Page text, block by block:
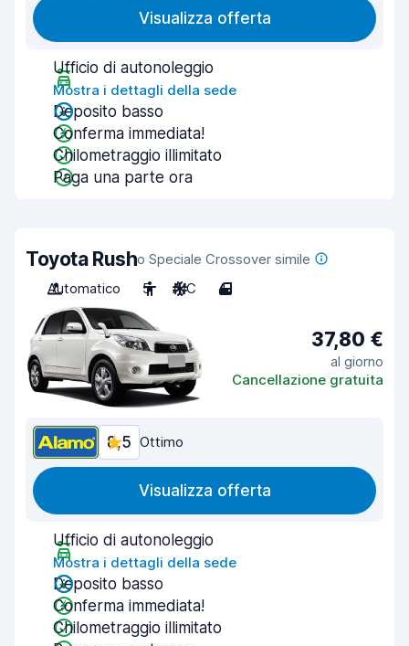
Visualizza offerta
Ufficio di autonoleggio
Mostra i dettagli della sede
Deposito basso
Conferma immediata!
Chilometraggio illimitato
Paga una parte ora
Toyota Rusho Speciale Crossover simile
Automatico
5 A/C 4
37,80 €
al giorno
Cancellazione gratuita
8,5 Ottimo
Visualizza offerta
Ufficio di autonoleggio
Mostra i dettagli della sede
Deposito basso
Conferma immediata!
Chilometraggio illimitato